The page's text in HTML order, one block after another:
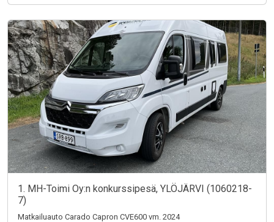
1. MH-Toimi Oy:n konkurssipesä, YLÖJÄRVI (1060218-
7)
Matkailuauto Carado Capron CVE600 vm. 2024